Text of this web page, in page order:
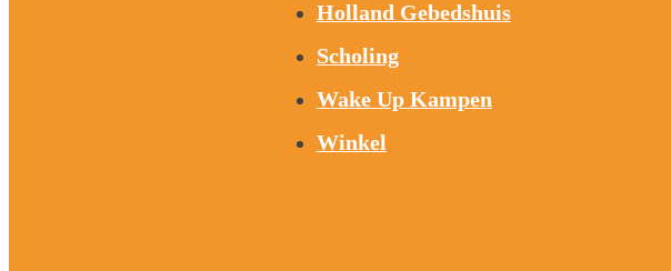
Holland Gebedshuis
Scholing
Wake Up Kampen
Winkel